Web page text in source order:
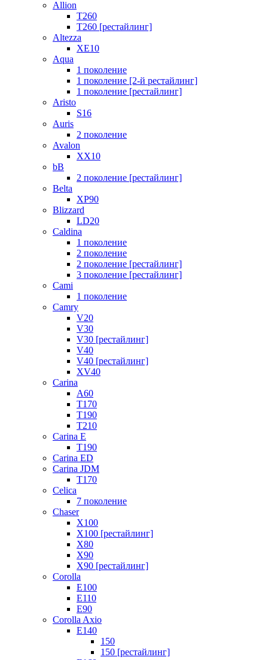
Allion
T260
T260 [рестайлинг]
Altezza
XE10
Aqua
1 поколение
1 поколение [2-й рестайлинг]
1 поколение [рестайлинг]
Aristo
S16
Auris
2 поколение
Avalon
XX10
bB
2 поколение [рестайлинг]
Belta
XP90
Blizzard
LD20
Caldina
1 поколение
2 поколение
2 поколение [рестайлинг]
3 поколение [рестайлинг]
Cami
1 поколение
Camry
V20
V30
V30 [рестайлинг]
V40
V40 [рестайлинг]
XV40
Carina
A60
T170
T190
T210
Carina E
T190
Carina ED
Carina JDM
T170
Celica
7 поколение
Chaser
X100
X100 [рестайлинг]
X80
X90
X90 [рестайлинг]
Corolla
E100
E110
E90
Corolla Axio
E140
150
150 [рестайлинг]